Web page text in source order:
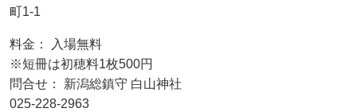
町1-1
料金： 入場無料
※短冊は初穂料1枚500円
問合せ： 新潟総鎮守 白山神社
025-228-2963